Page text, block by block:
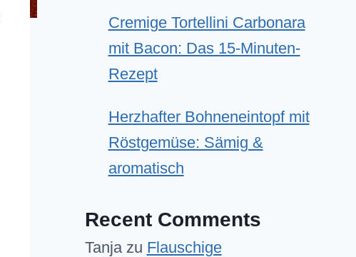
Cremige Tortellini Carbonara
mit Bacon: Das 15-Minuten-
Rezept
Herzhafter Bohneneintopf mit
Röstgemüse: Sämig &
aromatisch
Recent Comments
Tanjazu Flauschige